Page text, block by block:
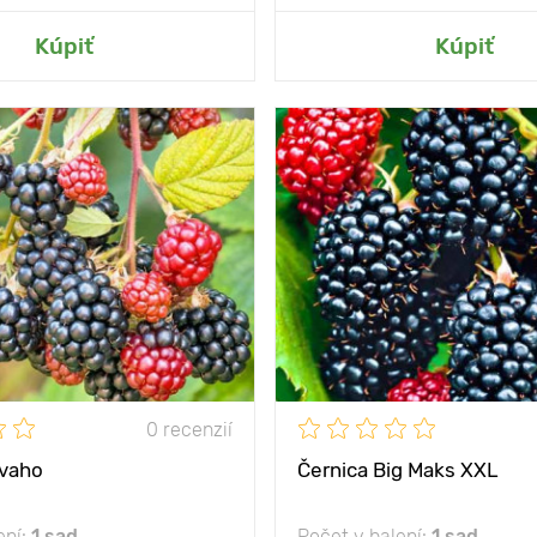
Kúpiť
do mojej záhrady Kúpiť
Pridať do mojej
0 recenzií
- 28°С
20 - 40 cm
nenáročné na
pestovanie
200 - 300 cm
100 - 150 cm
slnko, polotieň
Černica Big Maks XXL
Mrazuvzdornosť
Výška rastliny
Vzdialenosť medzi
rastlinami
Poloha